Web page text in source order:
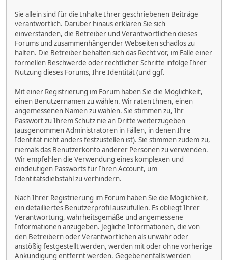
Sie allein sind für die Inhalte Ihrer geschriebenen Beiträge
verantwortlich. Darüber hinaus erklären Sie sich
einverstanden, die Betreiber und Verantwortlichen dieses
Forums und zusammenhängender Webseiten schadlos zu
halten. Die Betreiber behalten sich das Recht vor, im Falle einer
formellen Beschwerde oder rechtlicher Schritte infolge Ihrer
Nutzung dieses Forums, Ihre Identität (und ggf.
Mit einer Registrierung im Forum haben Sie die Möglichkeit,
einen Benutzernamen zu wählen. Wir raten Ihnen, einen
angemessenen Namen zu wählen. Sie stimmen zu, Ihr
Passwort zu Ihrem Schutz nie an Dritte weiterzugeben
(ausgenommen Administratoren in Fällen, in denen Ihre
Identität nicht anders festzustellen ist). Sie stimmen zudem zu,
niemals das Benutzerkonto anderer Personen zu verwenden.
Wir empfehlen die Verwendung eines komplexen und
eindeutigen Passworts für Ihren Account, um
Identitätsdiebstahl zu verhindern.
Nach Ihrer Registrierung im Forum haben Sie die Möglichkeit,
ein detailliertes Benutzerprofil auszufüllen. Es obliegt Ihrer
Verantwortung, wahrheitsgemäße und angemessene
Informationen anzugeben. Jegliche Informationen, die von
den Betreibern oder Verantwortlichen als unwahr oder
anstößig festgestellt werden, werden mit oder ohne vorherige
Ankündigung entfernt werden. Gegebenenfalls werden